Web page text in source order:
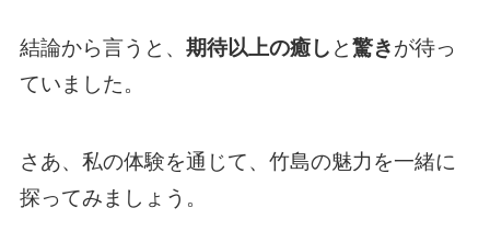
結論から言うと、 期待以上の癒し と驚きが待っ
ていました。
さあ、私の体験を通じて、竹島の魅力を一緒に
探ってみましょう。